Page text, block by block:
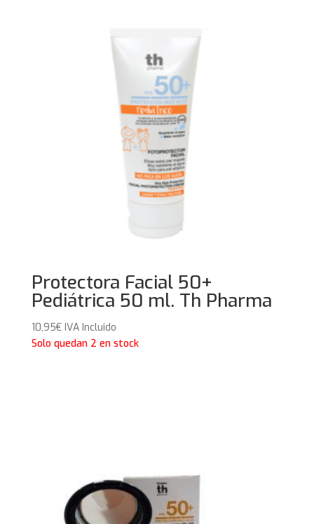
Protectora Facial 50+
Pediátrica 50 ml. Th Pharma
10,95€ IVA Incluido
Solo quedan 2 en stock